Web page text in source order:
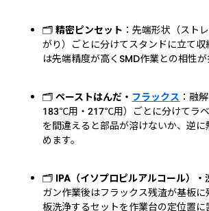
🗂️精密ピンセット ：先端形状（スト
がり）ごとに分けてスタンドに立て
は先端精度が高くSMD作業との相性が
🗂️ペーストはんだ・ フラックス ：融
183℃用・217℃用）ごとに分けてラ
を間違えると部品が溶けないか、逆
めます。
🗂️ IPA（イソプロピルアルコール）・
ガン作業後はフラックス残渣が基板
板洗浄するセットを作業台の定位置